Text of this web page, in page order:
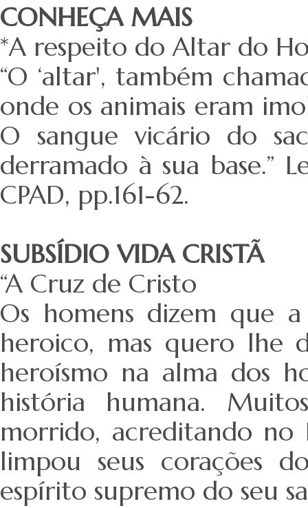
CONHEÇA MAIS
*A respeito do Altar do
“O ‘altar', também
onde os animais eram
O sangue vicário do
derramado à sua base.”
CPAD, pp.161-62.
SUBSÍDIO VIDA CRISTÃ
“A Cruz de Cristo
Os homens dizem que
heroico, mas quero lhe
heroísmo na alma dos
história humana.
morrido, acreditando no
limpou seus corações
espírito supremo do seu